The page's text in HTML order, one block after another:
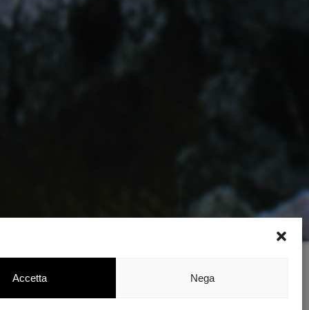
Accetta Nega